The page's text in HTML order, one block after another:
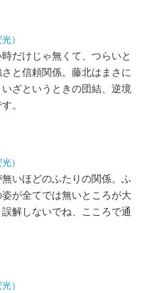
）
だけじゃ無くて、つらいと
と信頼関係。藤北はまさに
ざというときの団結、逆境
。
）
いほどのふたりの関係。ふ
が全てでは無いところが大
解しないでね、こころで通
）